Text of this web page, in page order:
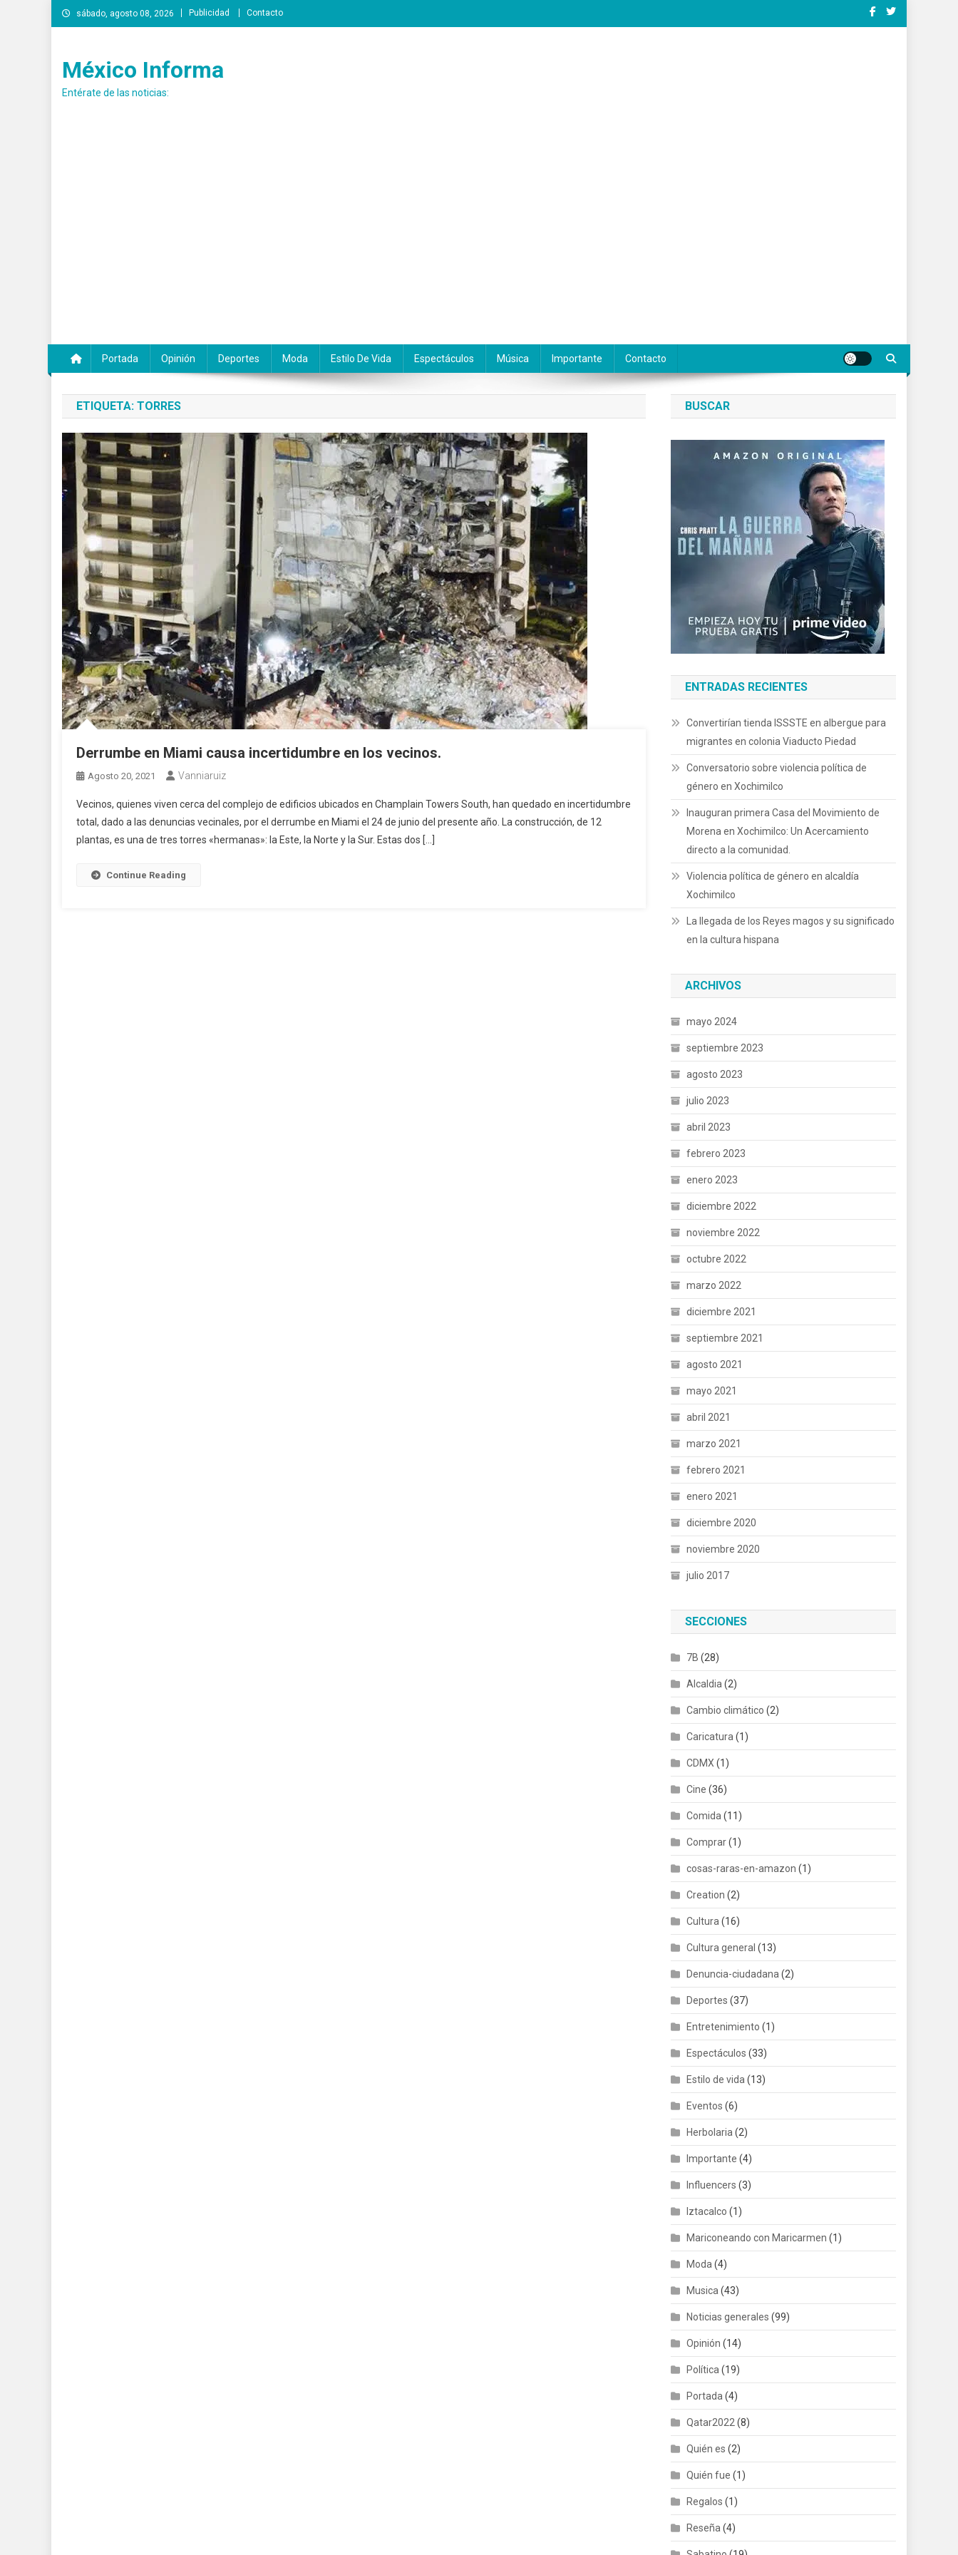
Saltar
al
sábado, agosto 08, 2026 Publicidad Contacto
México Informa
Entérate de las noticias:
Portada Opinión Deportes Moda Estilo De Vida Espectáculos Música Importante Contacto
ETIQUETA: TORRES
Derrumbe en Miami causa incertidumbre en los vecinos.
Agosto 20, 2021 Vanniaruiz
Vecinos, quienes viven cerca del complejo de edificios ubicados en Champlain Towers South, han quedado en incertidumbre
total, dado a las denuncias vecinales, por el derrumbe en Miami el 24 de junio del presente año. La construcción, de 12
plantas, es una de tres torres «hermanas»: la Este, la Norte y la Sur. Estas dos […]
Continue Reading
BUSCAR
ENTRADAS RECIENTES
Convertirían tienda ISSSTE en albergue para
migrantes en colonia Viaducto Piedad
Conversatorio sobre violencia política de
género en Xochimilco
Inauguran primera Casa del Movimiento de
Morena en Xochimilco: Un Acercamiento
directo a la comunidad.
Violencia política de género en alcaldía
Xochimilco
La llegada de los Reyes magos y su significado
en la cultura hispana
ARCHIVOS
mayo 2024
septiembre 2023
agosto 2023
julio 2023
abril 2023
febrero 2023
enero 2023
diciembre 2022
noviembre 2022
octubre 2022
marzo 2022
diciembre 2021
septiembre 2021
agosto 2021
mayo 2021
abril 2021
marzo 2021
febrero 2021
enero 2021
diciembre 2020
noviembre 2020
julio 2017
SECCIONES
7B (28)
Alcaldia (2)
Cambio climático (2)
Caricatura (1)
CDMX (1)
Cine (36)
Comida (11)
Comprar(1)
cosas-raras-en-amazon (1)
Creation (2)
Cultura (16)
Cultura general (13)
Denuncia-ciudadana (2)
Deportes (37)
Entretenimiento (1)
Espectáculos (33)
Estilo de vida (13)
Eventos (6)
Herbolaria (2)
Importante (4)
Influencers (3)
Iztacalco (1)
Mariconeando con Maricarmen (1)
Moda (4)
Musica (43)
Noticias generales (99)
Opinión (14)
Política (19)
Portada (4)
Qatar2022 (8)
Quién es (2)
Quién fue (1)
Regalos (1)
Reseña (4)